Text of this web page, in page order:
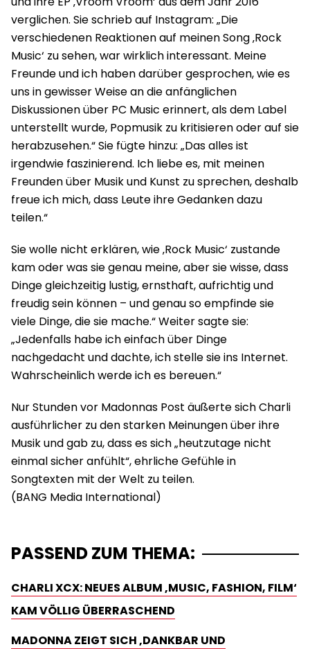
verglichen. Sie schrieb auf Instagram: „Die
verschiedenen Reaktionen auf meinen Song ‚Rock
Music‘ zu sehen, war wirklich interessant. Meine
Freunde und ich haben darüber gesprochen, wie es
uns in gewisser Weise an die anfänglichen
Diskussionen über PC Music erinnert, als dem Label
unterstellt wurde, Popmusik zu kritisieren oder auf sie
herabzusehen.“ Sie fügte hinzu: „Das alles ist
irgendwie faszinierend. Ich liebe es, mit meinen
Freunden über Musik und Kunst zu sprechen, deshalb
freue ich mich, dass Leute ihre Gedanken dazu
teilen.“
Sie wolle nicht erklären, wie ‚Rock Music‘ zustande
kam oder was sie genau meine, aber sie wisse, dass
Dinge gleichzeitig lustig, ernsthaft, aufrichtig und
freudig sein können – und genau so empfinde sie
viele Dinge, die sie mache.“ Weiter sagte sie:
„Jedenfalls habe ich einfach über Dinge
nachgedacht und dachte, ich stelle sie ins Internet.
Wahrscheinlich werde ich es bereuen.“
Nur Stunden vor Madonnas Post äußerte sich Charli
ausführlicher zu den starken Meinungen über ihre
Musik und gab zu, dass es sich „heutzutage nicht
einmal sicher anfühlt“, ehrliche Gefühle in
Songtexten mit der Welt zu teilen.
PASSEND ZUM THEMA:
CHARLI XCX: NEUES ALBUM ‚MUSIC, FASHION, FILM‘
KAM VÖLLIG ÜBERRASCHEND
MADONNA ZEIGT SICH ‚DANKBAR UND